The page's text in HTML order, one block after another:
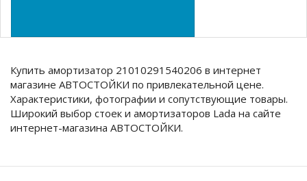
Купить амортизатор 21010291540206 в интернет
магазине АВТОСТОЙКИ по привлекательной цене.
Характеристики, фотографии и сопутствующие товары.
Широкий выбор стоек и амортизаторов Lada на сайте
интернет-магазина АВТОСТОЙКИ.